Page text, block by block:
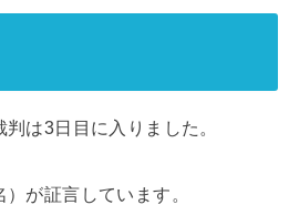
は3日目に入りました。
が証言しています。